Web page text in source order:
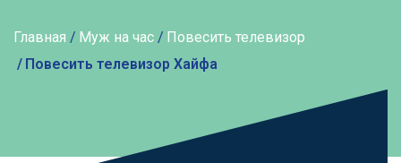
Главная Муж на час
Повесить телевизор
Повесить телевизор Хайфа